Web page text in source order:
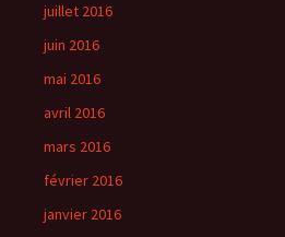
juillet 2016
juin 2016
mai 2016
avril 2016
mars 2016
février 2016
janvier 2016